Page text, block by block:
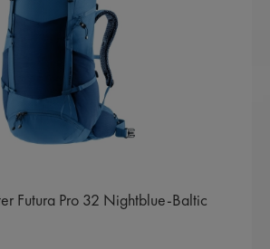
Futura Pro 32 Nightblue-Baltic